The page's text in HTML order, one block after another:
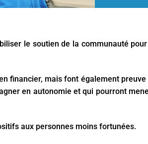
le soutien de la communauté
financier, mais font également
en autonomie et qui pourront
aux personnes moins fortunées.